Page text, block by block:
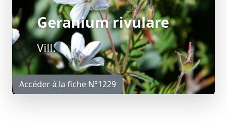
Geranium rivulare
Vill.
Accéder à la fiche N°1229